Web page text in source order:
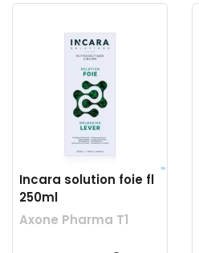
Incara solution foie fl
250ml
Axone Pharma T1